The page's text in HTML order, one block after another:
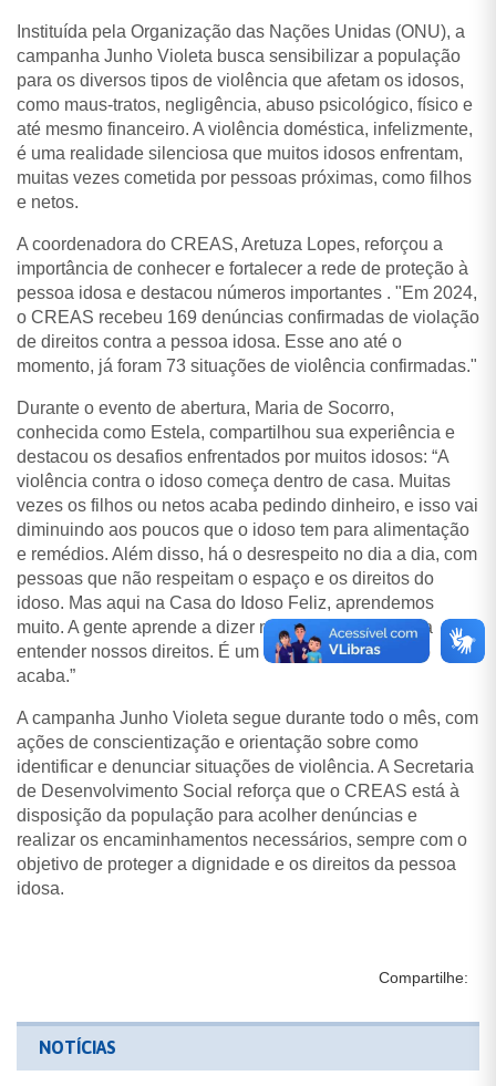
Instituída pela Organização das Nações Unidas (ONU), a
campanha Junho Violeta busca sensibilizar a população
para os diversos tipos de violência que afetam os idosos,
como maus-tratos, negligência, abuso psicológico, físico e
até mesmo financeiro. A violência doméstica, infelizmente,
é uma realidade silenciosa que muitos idosos enfrentam,
muitas vezes cometida por pessoas próximas, como filhos
e netos.
A coordenadora do CREAS, Aretuza Lopes, reforçou a
importância de conhecer e fortalecer a rede de proteção à
pessoa idosa e destacou números importantes . "Em 2024,
o CREAS recebeu 169 denúncias confirmadas de violação
de direitos contra a pessoa idosa. Esse ano até o
momento, já foram 73 situações de violência confirmadas."
Durante o evento de abertura, Maria de Socorro,
conhecida como Estela, compartilhou sua experiência e
destacou os desafios enfrentados por muitos idosos: “A
violência contra o idoso começa dentro de casa. Muitas
vezes os filhos ou netos acaba pedindo dinheiro, e isso vai
diminuindo aos poucos que o idoso tem para alimentação
e remédios. Além disso, há o desrespeito no dia a dia, com
pessoas que não respeitam o espaço e os direitos do
idoso. Mas aqui na Casa do Idoso Feliz, aprendemos
muito. A gente aprende a dizer não, a se proteger, e a
entender nossos direitos. É um aprendizado que não
acaba.”
A campanha Junho Violeta segue durante todo o mês, com
ações de conscientização e orientação sobre como
identificar e denunciar situações de violência. A Secretaria
de Desenvolvimento Social reforça que o CREAS está à
disposição da população para acolher denúncias e
realizar os encaminhamentos necessários, sempre com o
objetivo de proteger a dignidade e os direitos da pessoa
idosa.
Compartilhe:
NOTÍCIAS